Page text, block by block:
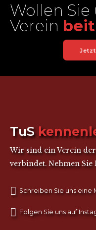
Wollen
Verein
TuS
Wir sind ein Verein
verbindet. Nehmen Sie
Schreiben Sie uns eine
Folgen Sie uns auf